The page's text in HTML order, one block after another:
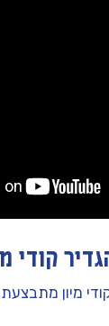
קודי
מיון